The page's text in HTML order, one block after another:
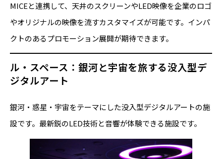
MICEと連携して、天井のスクリーンやLED映像を企業のロゴ
やオリジナルの映像を流すカスタマイズが可能です。インパ
クトのあるプロモーション展開が期待できます。
ル・スペース：銀河と宇宙を旅する没入型デ
ジタルアート
銀河・惑星・宇宙をテーマにした没入型デジタルアートの施
設です。最新鋭のLED技術と音響が体験できる施設です。